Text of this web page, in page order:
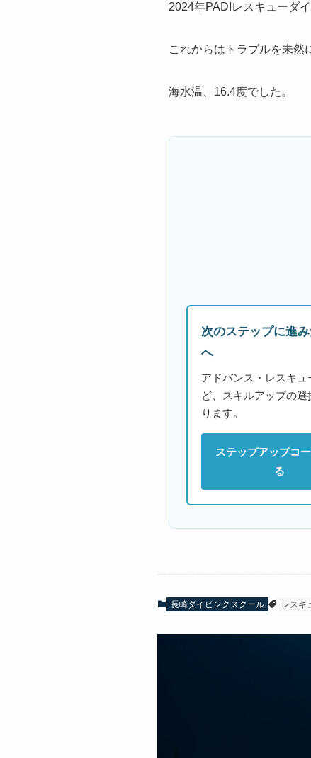
2024年PADIレスキューダ
これからはトラブルを未然
海水温、16.4度でした。
次のステップに進
へ
アドバンス・レスキュ
ど、スキルアップの選
ります。
ステップアップコ
る
長崎ダイビングスクール レスキ